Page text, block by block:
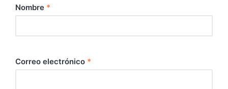
Nombre *
Correo electrónico *